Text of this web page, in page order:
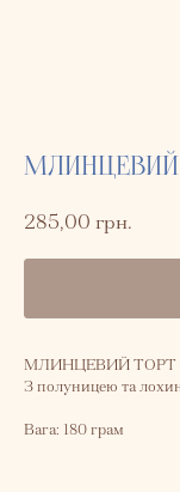
285,00 грн.
МЛИНЦЕВИЙ ТОРТ
З полуницею та
Вага: 180 грам